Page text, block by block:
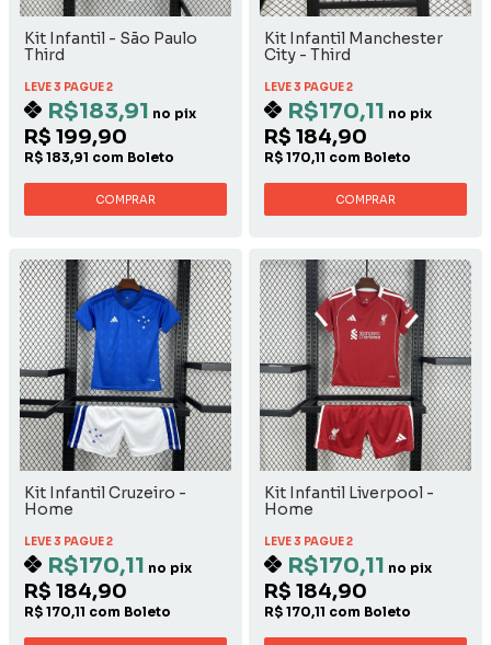
Kit Infantil - São Paulo
Third
LEVE 3 PAGUE 2
R$183,91 no pix
R$ 199,90
R$ 183,91 com Boleto
COMPRAR
Kit Infantil Manchester
City - Third
LEVE 3 PAGUE 2
R$170,11 no pix
R$ 184,90
R$ 170,11 com Boleto
COMPRAR
Kit Infantil Cruzeiro -
Home
LEVE 3 PAGUE 2
R$170,11 no pix
R$ 184,90
R$ 170,11 com Boleto
Kit Infantil Liverpool -
Home
LEVE 3 PAGUE 2
R$170,11 no pix
R$ 184,90
R$ 170,11 com Boleto